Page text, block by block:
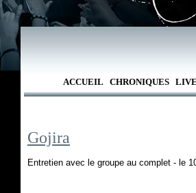
ACCUEIL CHRONIQUES
Gojira
Entretien avec le groupe au complet - le